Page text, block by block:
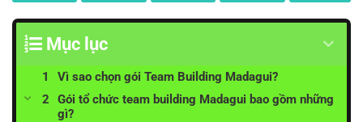
Mục lục
Vì sao chọn gói Team Building Madagui?
Gói tổ chức team building Madagui bao gồm những
gì?